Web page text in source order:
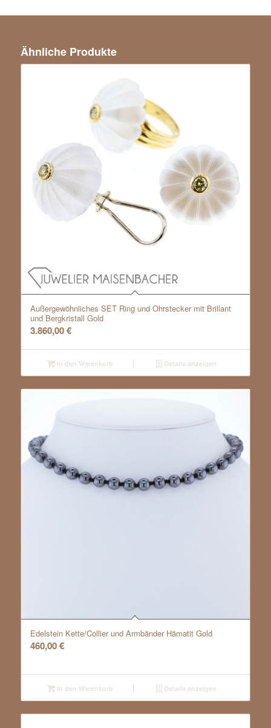
Ähnliche Produkte
Außergewöhnliches SET Ring und Ohrstecker mit Brillant
und Bergkristall Gold
3.860,00€
In den Warenkorb Details anzeigen
Edelstein Kette/Collier und Armbänder Hämatit Gold
460,00€
In den Warenkorb Details anzeigen